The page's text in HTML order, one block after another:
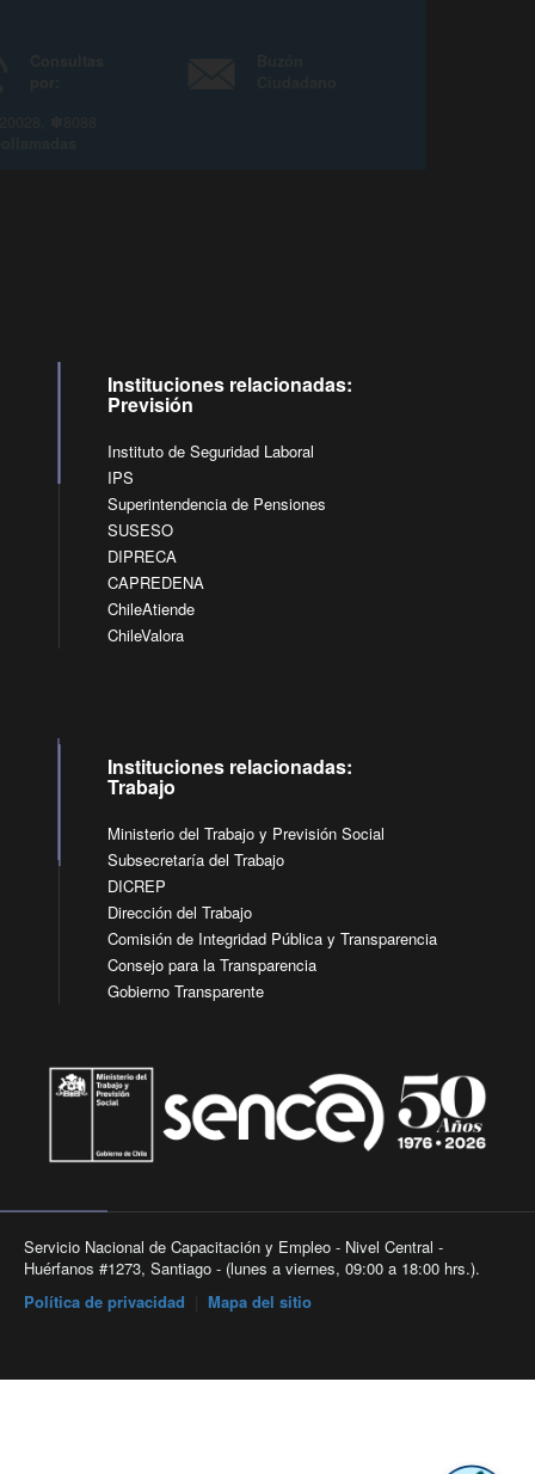
Instituciones relacionadas:
Previsión
Instituto de Seguridad Laboral
IPS
Superintendencia de Pensiones
SUSESO
DIPRECA
CAPREDENA
ChileAtiende
ChileValora
Instituciones relacionadas:
Trabajo
Ministerio del Trabajo y Previsión Social
Subsecretaría del Trabajo
DICREP
Dirección del Trabajo
Comisión de Integridad Pública y Transparencia
Consejo para la Transparencia
Gobierno Transparente
Servicio Nacional de Capacitación y Empleo - Nivel Central -
Huérfanos #1273, Santiago - (lunes a viernes, 09:00 a 18:00 hrs.).
Política de privacidad
Mapa del sitio